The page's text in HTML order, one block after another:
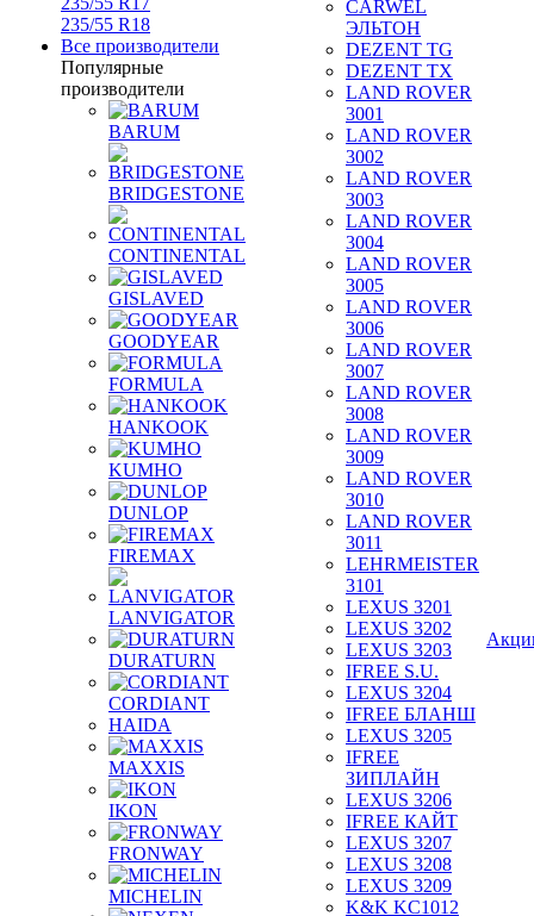
235/55 R18
Все производители
Популярные
производители
BARUM
BRIDGESTONE
CONTINENTAL
GISLAVED
GOODYEAR
FORMULA
HANKOOK
KUMHO
DUNLOP
FIREMAX
LANVIGATOR
DURATURN
CORDIANT
HAIDA
MAXXIS
IKON
FRONWAY
MICHELIN
CARWEL
ЭЛЬТОН
DEZENT TG
DEZENT TX
LAND ROVER
3001
LAND ROVER
3002
LAND ROVER
3003
LAND ROVER
3004
LAND ROVER
3005
LAND ROVER
3006
LAND ROVER
3007
LAND ROVER
3008
LAND ROVER
3009
LAND ROVER
3010
LAND ROVER
3011
LEHRMEISTER
3101
LEXUS 3201
LEXUS 3202
LEXUS 3203
IFREE S.U.
LEXUS 3204
IFREE БЛАНШ
LEXUS 3205
IFREE
ЗИПЛАЙН
LEXUS 3206
IFREE КАЙТ
LEXUS 3207
LEXUS 3208
LEXUS 3209
K&K KC1012